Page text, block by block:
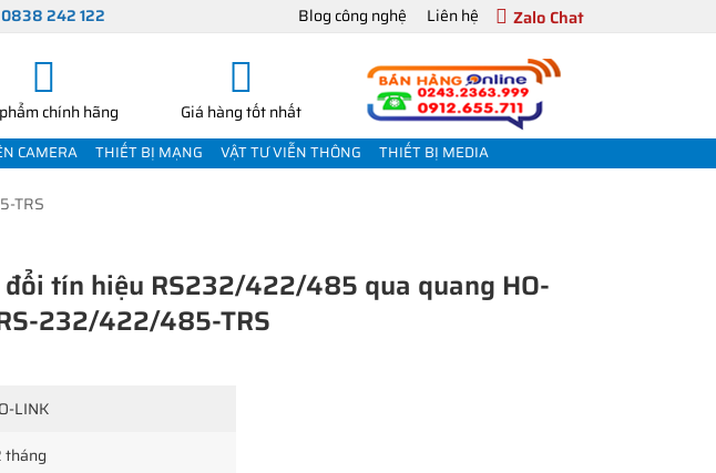
0838 242 122 Blog công nghệ Liên hệ Zalo Chat
chính hãng Giá hàng tốt nhất
CAMERA THIẾT BỊ MẠNG VẬT TƯ VIỄN THÔNG THIẾT BỊ MEDIA
TRS
đổi tín hiệu RS232/422/485 qua quang HO-
232/422/485-TRS
LINK
tháng